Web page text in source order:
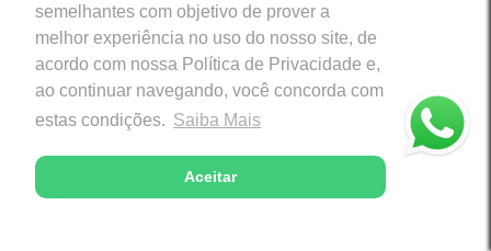
semelhantes com objetivo de prover a
melhor experiência no uso do nosso site, de
acordo com nossa Política de Privacidade e,
ao continuar navegando, você concorda com
estas condições. Saiba Mais
Aceitar